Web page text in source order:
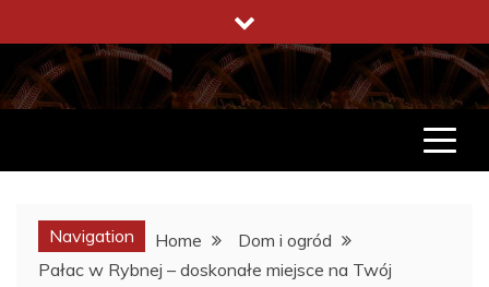
to
content
ENCYKLOPEDIA ŻYCIA
CO WARTO W ŻYCIU WIEDZIEĆ
Navigation Home
Dom i ogród
Pałac w Rybnej – doskonałe miejsce na Twój